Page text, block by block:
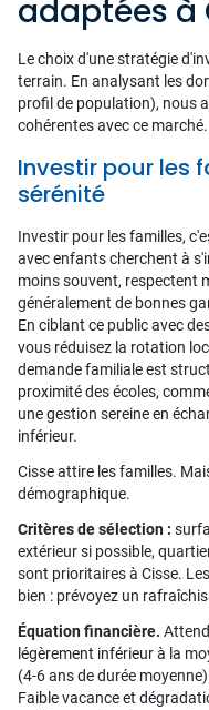
adaptées à
Le choix d'une stratégie
terrain. En analysant les
profil de population), nous
cohérentes avec ce marché.
Investir pour les
sérénité
Investir pour les familles,
avec enfants cherchent à
moins souvent, respectent
généralement de bonnes
En ciblant ce public avec
vous réduisez la rotation
demande familiale est
proximité des écoles,
une gestion sereine en
inférieur.
Cisse attire les familles.
démographique.
Critères de sélection :
extérieur si possible,
sont prioritaires à Cisse.
bien : prévoyez un
Équation financière.
légèrement inférieur à la
(4-6 ans de durée
Faible vacance et